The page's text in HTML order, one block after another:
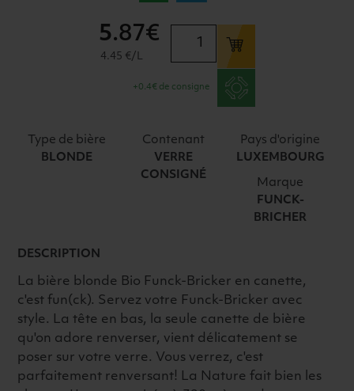
FUNCK
BRICHER
VC
4X33CL
5.87€
4.45 €/L
+0.4€ de consigne
Type de bière
BLONDE
Contenant
VERRE
CONSIGNÉ
Pays d'origine
LUXEMBOURG
Marque
FUNCK-
BRICHER
DESCRIPTION
La bière blonde Bio Funck-Bricker en canette,
c'est fun(ck). Servez votre Funck-Bricker avec
style. La tête en bas, la seule canette de bière
qu'on adore renverser, vient délicatement se
poser sur votre verre. Vous verrez, c'est
parfaitement renversant! La Nature fait bien les